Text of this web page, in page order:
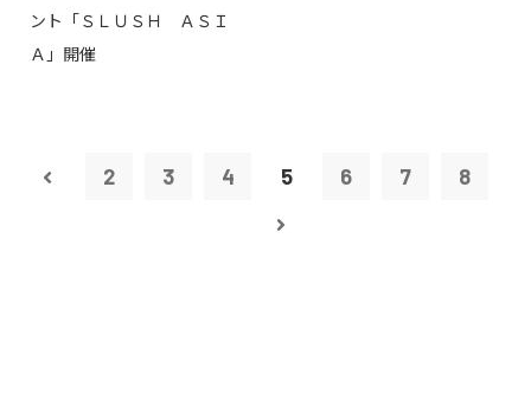
ント「ＳＬＵＳＨ ＡＳＩ
Ａ」開催
2 3 4 5 6 7 8